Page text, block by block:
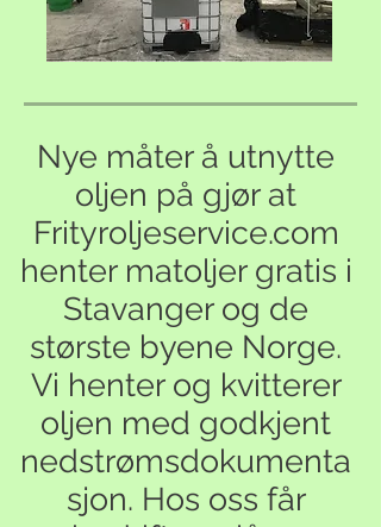
Nye måter å utnytte
oljen på gjør at
Frityroljeservice.com
henter matoljer gratis i
Stavanger og de
største byene Norge.
Vi henter og kvitterer
oljen med godkjent
nedstrømsdokumenta
sjon. Hos oss får